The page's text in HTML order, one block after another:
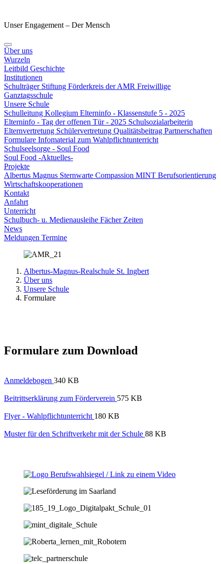
Unser Engagement – Der Mensch
Über uns
Wurzeln
Leitbild Geschichte
Institutionen
Schulträger Stiftung Förderkreis der AMR Freiwillige
Ganztagsschule
Unsere Schule
Schulleitung Kollegium Elterninfo - Klassenstufe 5 - 2025
Elterninfo - Tag der offenen Tür - 2025 Schulsozialarbeiterin
Elternvertretung Schülervertretung Qualitätsbeitrag Partnerschaften
Formulare Infomaterial zum Wahlpflichtunterricht
Schulseelsorge - Soul Food
Soul Food -Aktuelles-
Projekte
Albertus Magnus Sternwarte Compassion MINT Berufsorientierung
Wirtschaftskooperationen
Kontakt
Anfahrt
Unterricht
Schulbuch- u. Medienausleihe Fächer Zeiten
News
Meldungen Termine
Albertus-Magnus-Realschule St. Ingbert
Über uns
Unsere Schule
Formulare
Formulare zum Download
Anmeldebogen 340 KB
Beitrittserklärung zum Förderverein 575 KB
Flyer - Wahlpflichtunterricht 180 KB
Muster für den Schriftverkehr mit der Schule 88 KB